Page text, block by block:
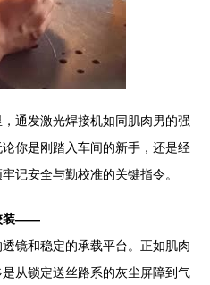
通发激光焊接机如同肌肉男的强
你是刚踏入车间的新手，还是经
记安全与勤校准的关键指令。
装——
镜和稳定的承载平台。正如肌肉
从锁定送丝路系的灰尘屏障到气